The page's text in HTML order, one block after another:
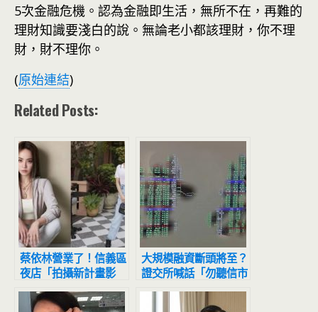
5次金融危機。認為金融即生活，無所不在，再難的
理財知識要淺白的說。無論老小都該理財，你不理
財，財不理你。
(原始連結)
Related Posts:
蔡依林營業了！信義區
夜店「拍攝新計畫影
片」網友目擊驚：本人
正到翻掉
大規模融資斷頭將至？
證交所喊話「勿聽信市
場流言」